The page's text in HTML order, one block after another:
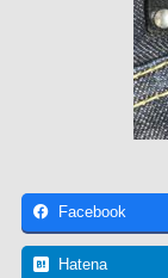
Facebook
Hatena